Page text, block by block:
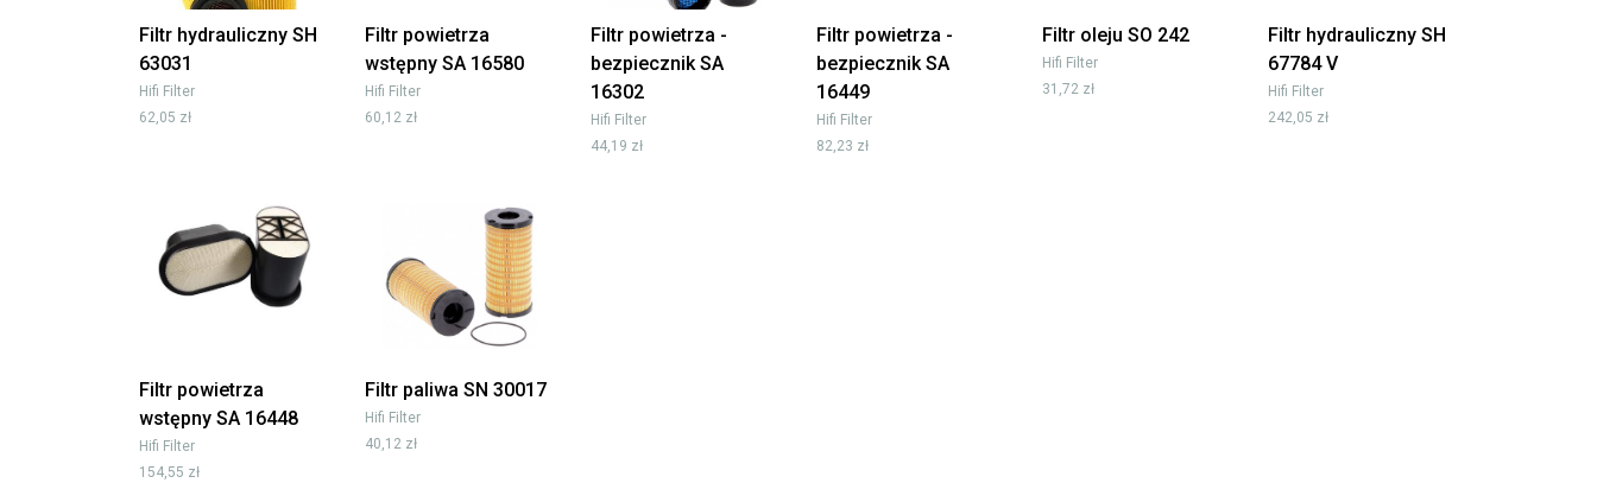
Filtr hydrauliczny SH
63031
Hifi Filter
62,05 zł
Filtr powietrza
wstępny SA 16580
Hifi Filter
60,12 zł
Filtr powietrza -
bezpiecznik SA
16302
Hifi Filter
44,19 zł
Filtr powietrza -
bezpiecznik SA
16449
Hifi Filter
82,23 zł
Filtr oleju SO 242
Hifi Filter
31,72 zł
Filtr hydrauliczny SH
67784 V
Hifi Filter
242,05 zł
Filtr powietrza
wstępny SA 16448
Hifi Filter
154,55 zł
Filtr paliwa SN 30017
Hifi Filter
40,12 zł